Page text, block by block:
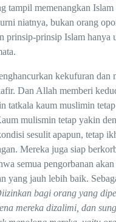
tampil memenangkan Islam
niatnya, bukan orang
prinsip-prinsip Islam hanya
kekufuran dan
Dan Allah memberi
tatkala kaum muslimin
mulismin tetap yakin
sesulit apapun, tetap
Mereka juga siap
semua pengorbanan
yang jauh lebih baik.
bagi orang yang
mereka dizalimi, dan